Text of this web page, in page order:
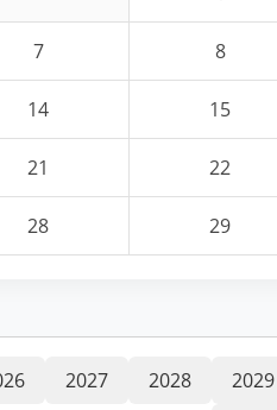
7 8
14 15
21 22
28 29
2027 2028 2029